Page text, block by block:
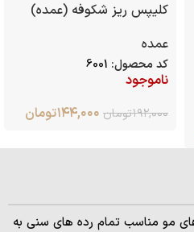
کلیپس ریز شکوفه (عمده)
عمده
کد محصول: 6001
ناموجود
۱۹۲,۰۰۰تومان ۱۴۴,۰۰۰تومان
مو مناسب تمام رده های سنی به